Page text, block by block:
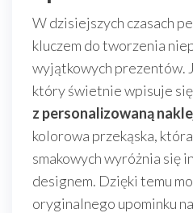
W dzisiejszych czasach
kluczem do tworzenia
wyjątkowych prezentów.
który świetnie wpisuje
z personalizowaną
kolorowa przekąska,
smakowych wyróżnia się
designem. Dzięki temu
oryginalnego upominku